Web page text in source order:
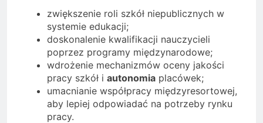
zwiększenie roli szkół niepublicznych w
systemie edukacji;
doskonalenie kwalifikacji nauczycieli
poprzez programy międzynarodowe;
wdrożenie mechanizmów oceny jakości
pracy szkół i autonomia placówek;
umacnianie współpracy międzyresortowej,
aby lepiej odpowiadać na potrzeby rynku
pracy.